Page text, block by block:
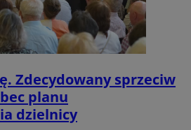
Zdecydowany sprzeciw
planu
dzielnicy